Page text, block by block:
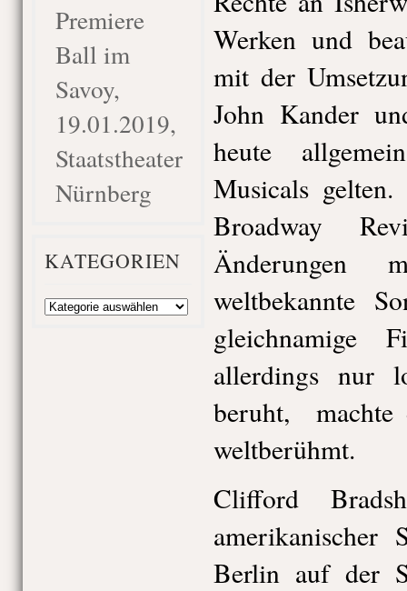
Premiere
Ball im
Savoy,
19.01.2019,
Staatstheater
Nürnberg
KATEGORIEN
Kategorien
Werken und
mit der
John Kander
heute
Musicals
Broadway
weltbekannte
gleichnamige
allerdings nur
beruht,
weltberühmt.
Clifford
amerikanischer
Berlin auf der